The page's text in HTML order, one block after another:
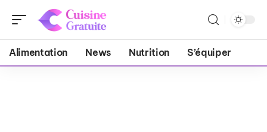
Alimentation News Nutrition S’équiper